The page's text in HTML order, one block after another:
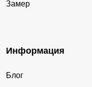
Замер
Информация
Блог